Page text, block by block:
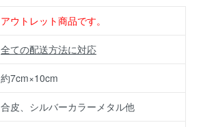
アウトレット商品です。
全ての配送方法に対応
約7cm×10cm
合皮、シルバーカラーメタル他